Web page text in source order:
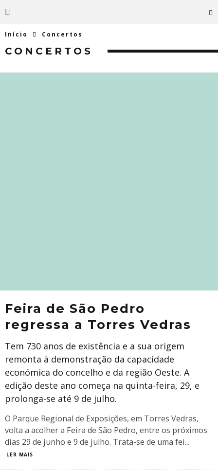
Início Concertos
CONCERTOS
Feira de São Pedro
regressa a Torres Vedras
Tem 730 anos de existência e a sua origem
remonta à demonstração da capacidade
económica do concelho e da região Oeste. A
edição deste ano começa na quinta-feira, 29, e
prolonga-se até 9 de julho.
O Parque Regional de Exposições, em Torres Vedras,
volta a acolher a Feira de São Pedro, entre os próximos
dias 29 de junho e 9 de julho. Trata-se de uma fei...
LER MAIS